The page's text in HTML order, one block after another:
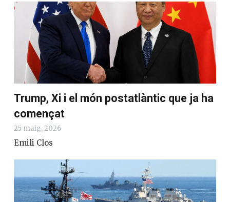
Trump, Xi i el món postatlàntic que ja ha
començat
25 maig, 2026
Emili Clos